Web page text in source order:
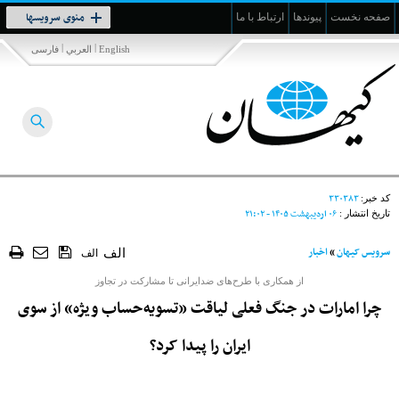
صفحه نخست پیوندها ارتباط با ما منوی سرویسها
Toggle
navigation
فارسی | العربي | English
کد خبر:۳۳۰۳۸۳
تاریخ انتشار : ۰۶ ارديبهشت ۱۴۰۵ - ۲۱:۰۲
سرویس کیهان»اخبار الف الف
از همکاری با طرح‌‎های ضدایرانی تا مشارکت در تجاوز
چرا امارات در جنگ فعلی لیاقت «تسویه‌حساب ویژه» از سوی
ایران را پیدا کرد؟